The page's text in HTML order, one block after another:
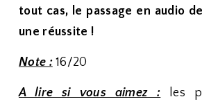
tout cas, le passage en audio
une réussite !
Note :16/20
A lire si vous aimez : les